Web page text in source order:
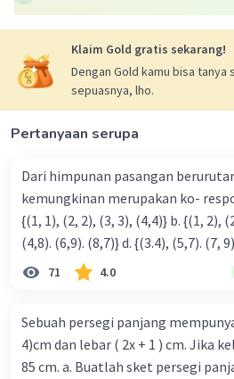
Klaim Gold gratis sekarang!
Dengan Gold kamu bisa tanya
sepuasnya, lho.
Pertanyaan serupa
Dari himpunan pasangan
kemungkinan merupakan ko- respondensi satu-satu? a.
{(1, 1), (2, 2), (3, 3), (4,4)} b. {(1, 2), (2, 3), (3, 4). (4,5)} c. {(2,7).
(4,8). (6,9). (8,7)} d. {(3.4), (5,7).
71 4.0
Sebuah persegi panjang
4)cm dan lebar ( 2x + 1 ) cm. Jika
85 cm. a. Buatlah sket persegi